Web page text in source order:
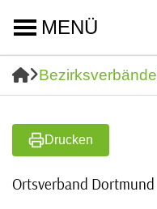
MENÜ
Bezirksverbände
Drucken
Ortsverband Dortmund